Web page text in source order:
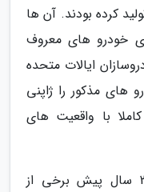
کرده بودند. آن ها
خودرو های معروف
ایالات متحده
های مذکور را ژاپنی
با واقعیت های
نکته جالب اینجاست که حدود 25 سال پیش برخی از